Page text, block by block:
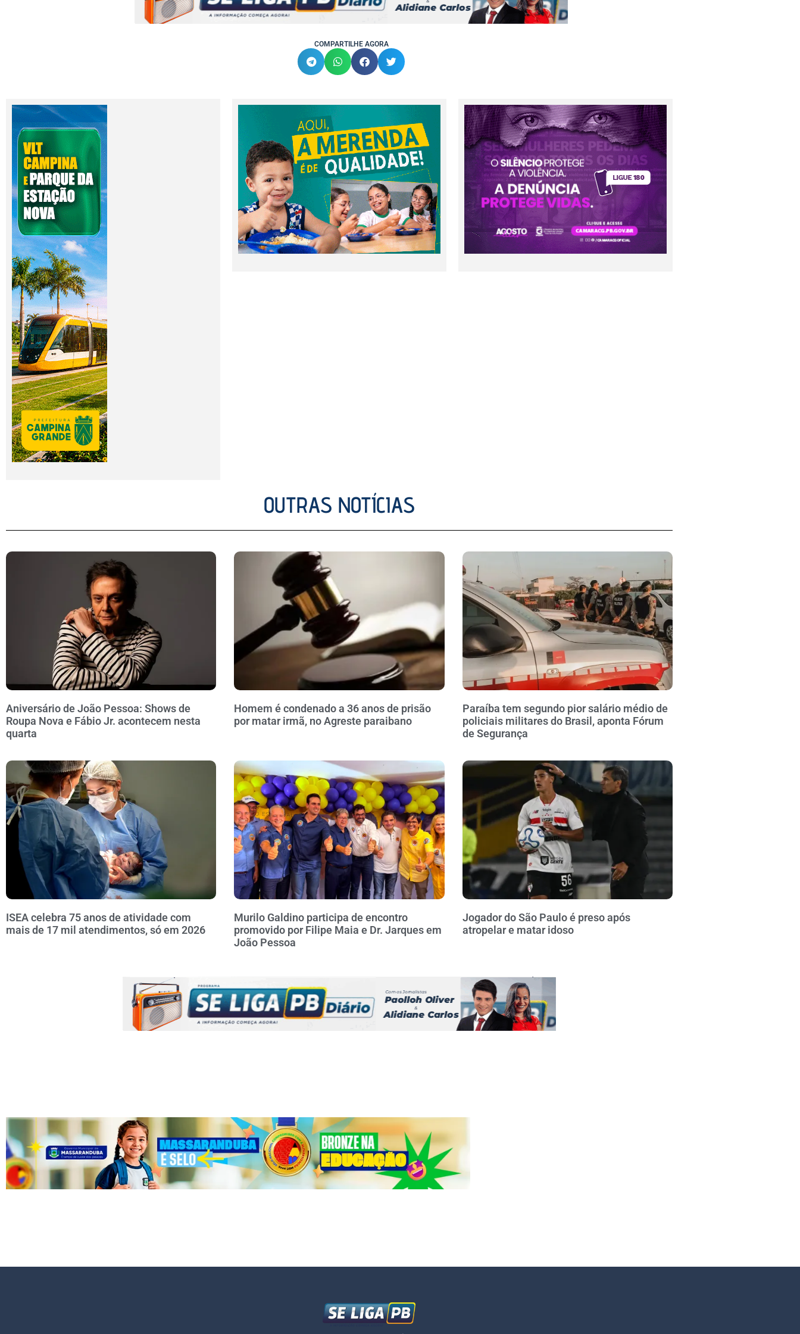
COMPARTILHE AGORA
OUTRAS NOTÍCIAS
Aniversário de João Pessoa: Shows de
Roupa Nova e Fábio Jr. acontecem nesta
quarta
Homem é condenado a 36 anos de prisão
por matar irmã, no Agreste paraibano
Paraíba tem segundo pior salário médio de
policiais militares do Brasil, aponta Fórum
de Segurança
ISEA celebra 75 anos de atividade com
mais de 17 mil atendimentos, só em 2026
Murilo Galdino participa de encontro
promovido por Filipe Maia e Dr. Jarques em
João Pessoa
Jogador do São Paulo é preso após
atropelar e matar idoso